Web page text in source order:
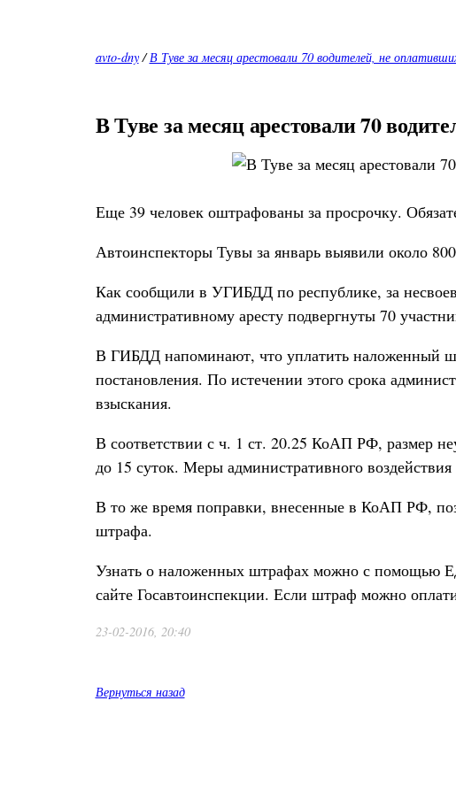
avto-dny/В Туве за месяц арестовали 70 водителей, не
В Туве за месяц арестовали 70
Еще 39 человек оштрафованы за просрочку.
Автоинспекторы Тувы за январь выявили около
Как сообщили в УГИБДД по республике, за
административному аресту подвергнуты 70
В ГИБДД напоминают, что уплатить наложенный
постановления. По истечении этого срока
взыскания.
В соответствии с ч. 1 ст. 20.25 КоАП РФ, размер
до 15 суток. Меры административного
В то же время поправки, внесенные в КоАП РФ,
штрафа.
Узнать о наложенных штрафах можно с помощью
сайте Госавтоинспекции. Если штраф можно
23-02-2016, 20:40
Вернуться назад